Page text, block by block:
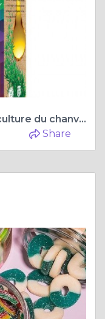
Explorer les avantages de la culture du chanvre biologique
Share